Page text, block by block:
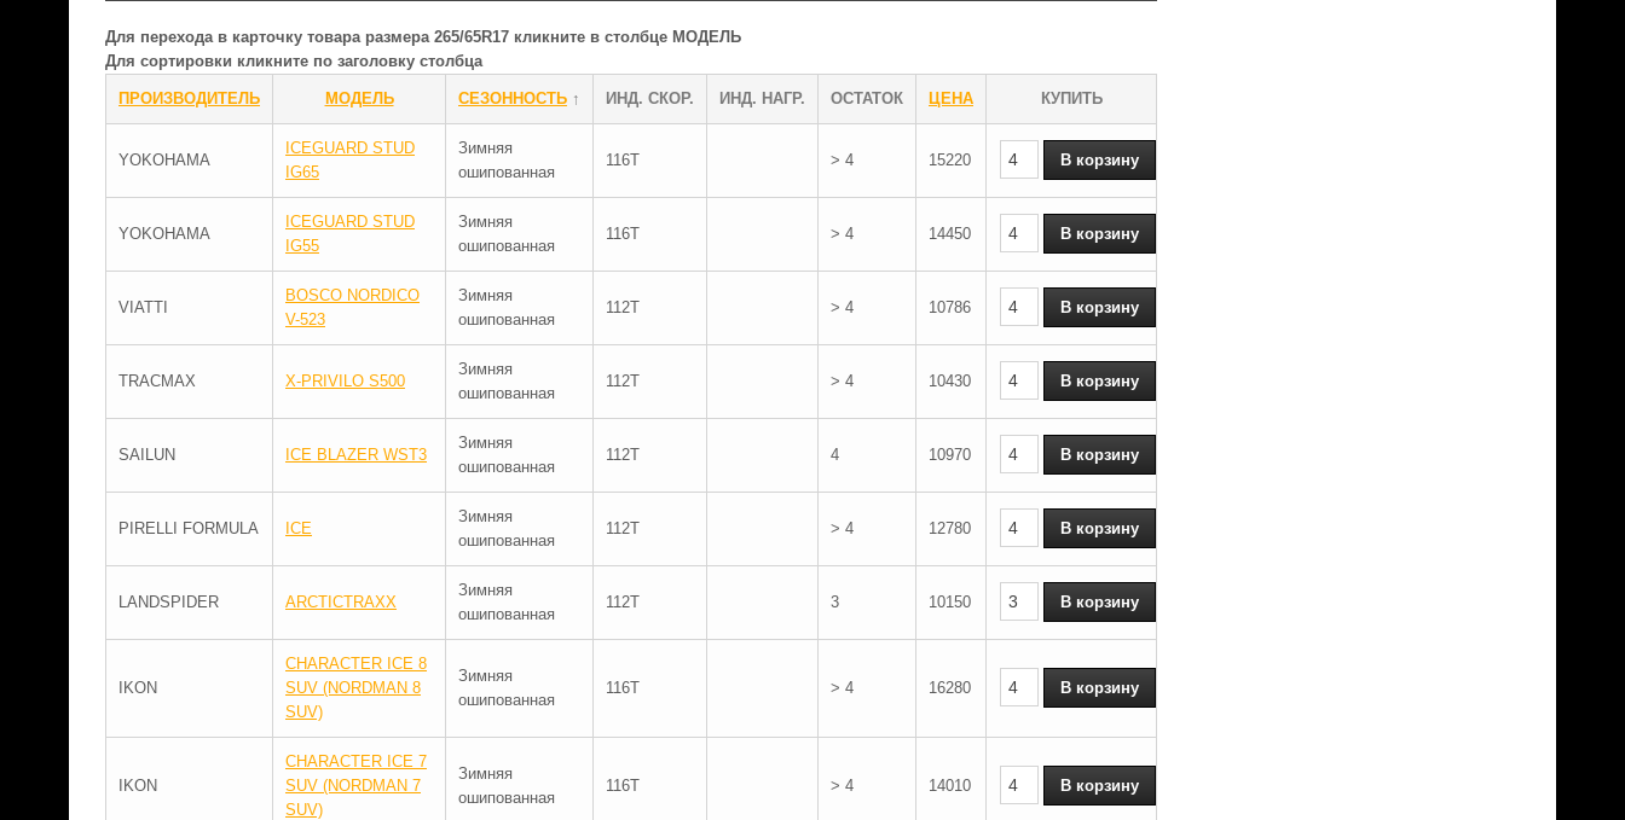
Для перехода в карточку товара размера 265/65R17 кликните в столбце МОДЕЛЬ
Для сортировки кликните по заголовку столбца
ПРОИЗВОДИТЕЛЬ МОДЕЛЬ СЕЗОННОСТЬ ↑ ИНД. СКОР. ИНД. НАГР. ОСТАТОК ЦЕНА КУПИТЬ
YOKOHAMA
ICEGUARD STUD
IG65
Зимняя
ошипованная
116T > 4 15220
YOKOHAMA
ICEGUARD STUD
IG55
Зимняя
ошипованная
116T > 4 14450
VIATTI
BOSCO NORDICO
V-523
Зимняя
ошипованная
112T > 4 10786
TRACMAX X-PRIVILO S500
Зимняя
ошипованная
112T > 4 10430
SAILUN ICE BLAZER WST3
Зимняя
ошипованная
112T 4 10970
PIRELLI FORMULA ICE
Зимняя
ошипованная
112T > 4 12780
LANDSPIDER ARCTICTRAXX
Зимняя
ошипованная
112T 3 10150
IKON
CHARACTER ICE 8
SUV (NORDMAN 8
SUV)
Зимняя
ошипованная
116T > 4 16280
IKON
CHARACTER ICE 7
SUV (NORDMAN 7
SUV)
Зимняя
ошипованная
116T > 4 14010